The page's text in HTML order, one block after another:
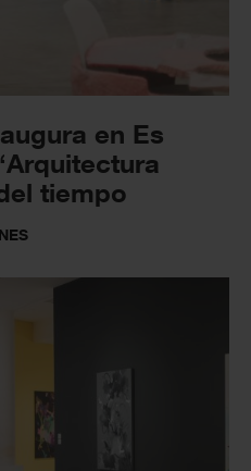
en Es
tiempo